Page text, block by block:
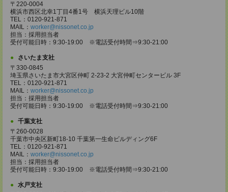
〒220-0004
横浜市西区北幸1丁目4番1号 横浜天理ビル10階
TEL：0120-921-871
MAIL： worker@nissonet.co.jp
担当：採用担当者
受付可能日時：9:30-19:00 ※電話受付時間⇒9:30-21:00
さいたま支社
〒330-0845
埼玉県さいたま市大宮区仲町 2-23-2 大宮仲町センタービル 3F
TEL：0120-921-871
MAIL： worker@nissonet.co.jp
担当：採用担当者
受付可能日時：9:30-19:00 ※電話受付時間⇒9:30-21:00
千葉支社
〒260-0028
千葉市中央区新町18-10 千葉第一生命ビルディング6F
TEL：0120-921-871
MAIL： worker@nissonet.co.jp
担当：採用担当者
受付可能日時：9:30-19:00 ※電話受付時間⇒9:30-21:00
水戸支社